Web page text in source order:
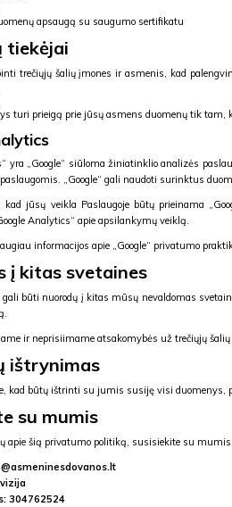
tiekėjai
trečiųjų šalių įmones ir asmenis, kad
turi prieigą prie jūsų asmens duomenų tik
yra „Google“ siūloma žiniatinklio analizės
paslaugomis. „Google“ gali naudoti surinktus
jūsų veikla Paslaugoje būtų prieinama
Analytics“ apie apsilankymų veiklą.
informacijos apie „Google“ privatumo
į kitas svetaines
gali būti nuorodų į kitas mūsų nevaldomas
ir neprisiimame atsakomybės už trečiųjų
ištrynimas
kad būtų ištrinti su jumis susiję visi duomenys,
su mumis
apie šią privatumo politiką, susisiekite su mumis:
304762524